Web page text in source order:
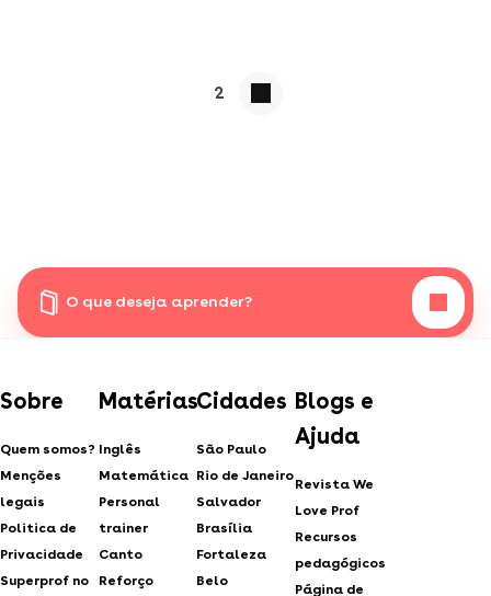
2
O que deseja aprender?
Sobre
Quem somos?
Menções
legais
Politica de
Privacidade
Superprof no
Matérias
Inglês
Matemática
Personal
trainer
Canto
Reforço
Cidades
São Paulo
Rio de Janeiro
Salvador
Brasília
Fortaleza
Belo
Blogs e
Ajuda
Revista We
Love Prof
Recursos
pedagógicos
Página de